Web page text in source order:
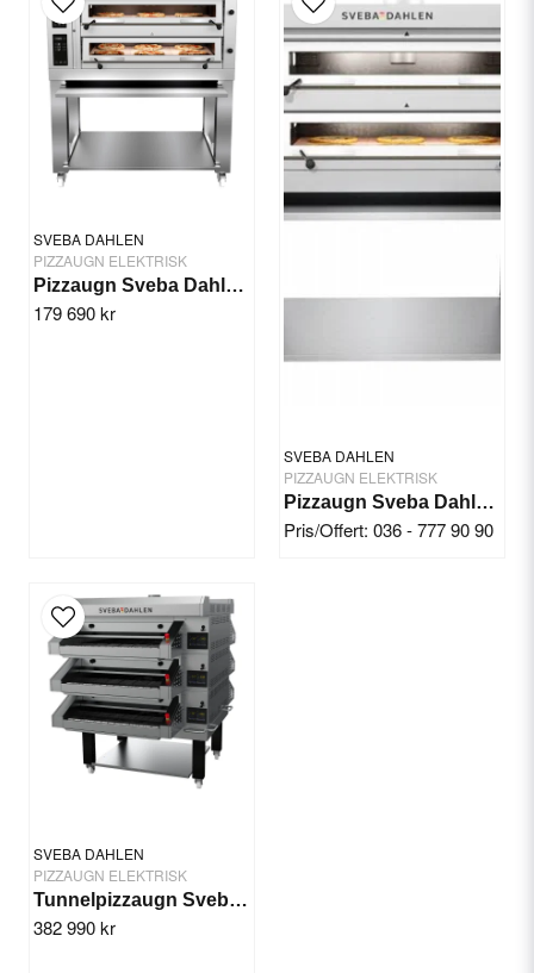
SVEBA DAHLEN
PIZZAUGN ELEKTRISK
Pizzaugn Sveba Dahlen P-602 High Temp
179 690 kr
SVEBA DAHLEN
PIZZAUGN ELEKTRISK
Pizzaugn Sveba Dahlen P602-SD Touch
Pris/Offert: 036 - 777 90 90
SVEBA DAHLEN
PIZZAUGN ELEKTRISK
Tunnelpizzaugn Sveba Dahlen TP31
382 990 kr
Ja, ni får publicera min fråga